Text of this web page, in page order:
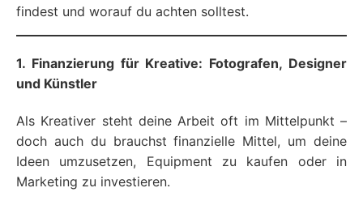
findest und worauf du achten solltest.
1. Finanzierung für Kreative: Fotografen, Designer
und Künstler
Als Kreativer steht deine Arbeit oft im Mittelpunkt –
doch auch du brauchst finanzielle Mittel, um deine
Ideen umzusetzen, Equipment zu kaufen oder in
Marketing zu investieren.